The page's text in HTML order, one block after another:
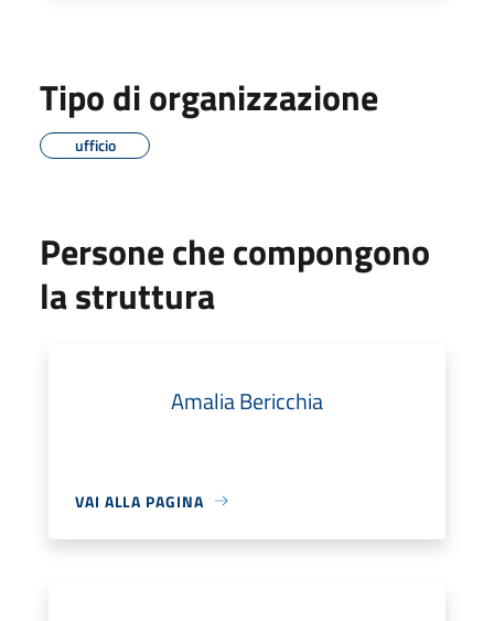
Tipo di organizzazione
ufficio
Persone che compongono
la struttura
Amalia Bericchia
VAI ALLA PAGINA